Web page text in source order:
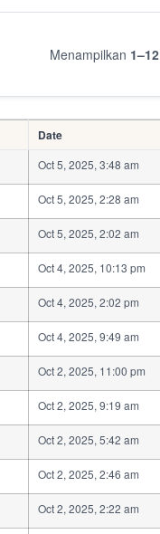
Menampilkan 1–12
Date
Oct 5, 2025, 3:48 am
Oct 5, 2025, 2:28 am
Oct 5, 2025, 2:02 am
Oct 4, 2025, 10:13 pm
Oct 4, 2025, 2:02 pm
Oct 4, 2025, 9:49 am
Oct 2, 2025, 11:00 pm
Oct 2, 2025, 9:19 am
Oct 2, 2025, 5:42 am
Oct 2, 2025, 2:46 am
Oct 2, 2025, 2:22 am